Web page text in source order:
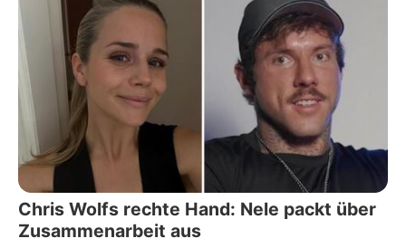
Chris Wolfs rechte Hand: Nele packt über
Zusammenarbeit aus